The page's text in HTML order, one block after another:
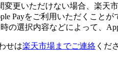
更いただけない場合、楽天
Payをご利用いただくことが
の選択内容などによって、
せは楽天市場までご連絡 くだ